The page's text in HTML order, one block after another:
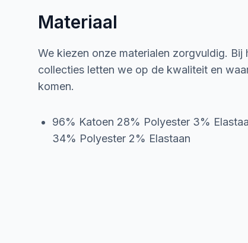
Materiaal
We kiezen onze materialen zorgvuldig. Bij
collecties letten we op de kwaliteit en
komen.
96% Katoen 28% Polyester 3%
34% Polyester 2% Elastaan